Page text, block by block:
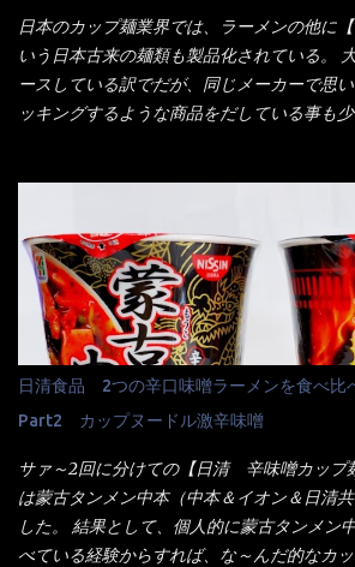
員さんも、アレー？といいながら私が受け
消えていった。 タッチパネルのやつ、安い
のヤロー！ 待つ事暫し・・・10分は越えた
来ました。 こちらが本日のサラメシ【ホー
く行きましたねぇ～ だからタイ料理屋さん
いた）が料理に必ず付いてきたものです。
スでは・・・それは無いね！残念だ～ 今回
プで、タイ料理をどの様に再現して提供し
だなぁ～ 因みにガパオ＝ホーリーバジルな
キンが多く豚や牛もあります。 肉は挽肉み
く、粗挽きの肉になるんです。 それに現地
焼きが本来です。 今回はほぼ全熟の目玉焼
オタイなのと比べれば薄め？ やっぱり調味
ズ】が必要だナァ～ 笑 私は、ブリッキー
く...
日本のカップ麺業界では、ラーメンの他に
いう日本古来の麺類も製品化されている。
ースしている訳でだが、同じメーカーで思
ッキングするような商品をだしている事も少
ている訳で何故に敢えて本商品をリリース
格は、緑のたぬきの実売は108円位で、ごつ
でした。 殆ど変わらないじゃないか！？ そ
メーカーHPから情報を得てみた。 ■原材料
て居ない物質を赤色） ☆緑のたぬき 油揚げ
造)、そば粉、植物油脂、植物性たん白、食
かやく(小えびてんぷら、 かまぼこ )、添付
ょうゆ、魚介エキス、たん白加水分解物、香
脂)／加工でん粉、調味料(アミノ酸等)、炭
ル色素、リン酸塩(Na)、増粘多糖類、レシ
ミンE)、クチナシ色素、ベニコウジ色素、
タミンB1、香辛料抽出物、 カロチン色素 、
日清食品 2つの辛口味噌ラーメンを食べ比
Part2 カップヌードル激辛味噌
サァ～2回に分けての【日清 辛味噌カッ
は蒙古タンメン中本（中本＆イオン＆日清
した。 結果として、個人的に蒙古タンメン
べている経験からすれば、な～んだ的なカ